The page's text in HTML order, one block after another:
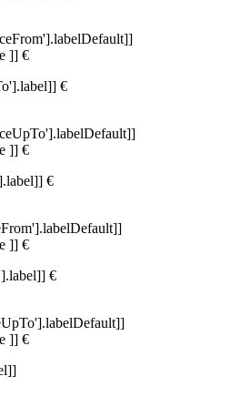
]] €
€
]] €
€
]] €
€
]] €